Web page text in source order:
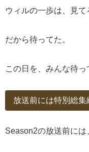
ウィルの一歩は、見て
だから待ってた。
この日を、みんな待っ
放送前には特別総集
Season2の放送前には